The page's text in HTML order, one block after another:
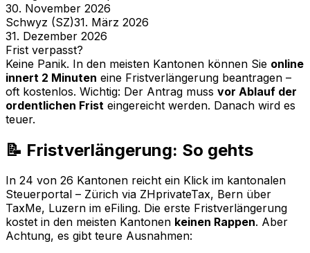
30. November 2026
Schwyz (SZ)31. März 2026
31. Dezember 2026
Frist verpasst?
Keine Panik. In den meisten Kantonen können Sie online
innert 2 Minuten eine Fristverlängerung beantragen –
oft kostenlos. Wichtig: Der Antrag muss vor Ablauf der
ordentlichen Frist eingereicht werden. Danach wird es
teuer.
📝 Fristverlängerung: So gehts
In 24 von 26 Kantonen reicht ein Klick im kantonalen
Steuerportal – Zürich via ZHprivateTax, Bern über
TaxMe, Luzern im eFiling. Die erste Fristverlängerung
kostet in den meisten Kantonen keinen Rappen. Aber
Achtung, es gibt teure Ausnahmen: